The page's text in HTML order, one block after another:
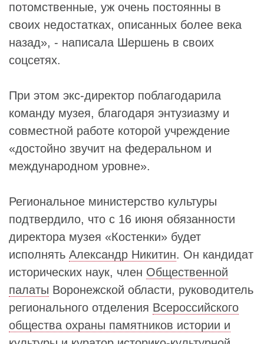
потомственные, уж очень постоянны в
своих недостатках, описанных более века
назад», - написала Шершень в своих
соцсетях.
При этом экс-директор поблагодарила
команду музея, благодаря энтузиазму и
совместной работе которой учреждение
«достойно звучит на федеральном и
международном уровне».
Региональное министерство культуры
подтвердило, что с 16 июня обязанности
директора музея «Костенки» будет
исполнять Александр Никитин. Он кандидат
исторических наук, член Общественной
палаты Воронежской области, руководитель
регионального отделения Всероссийского
общества охраны памятников истории и